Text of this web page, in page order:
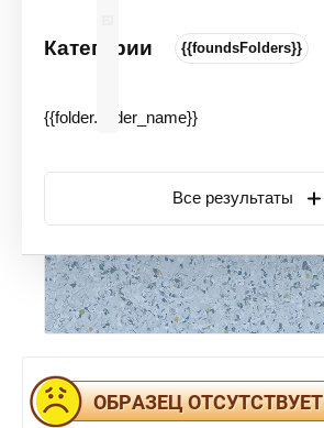
Категории {{foundsFolders}}
{{folder.folder_name}}
Все результаты
ОБРАЗЕЦ ОТСУТСТВУЕТ